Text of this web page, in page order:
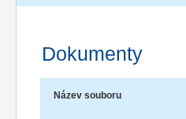
Dokumenty
Název souboru